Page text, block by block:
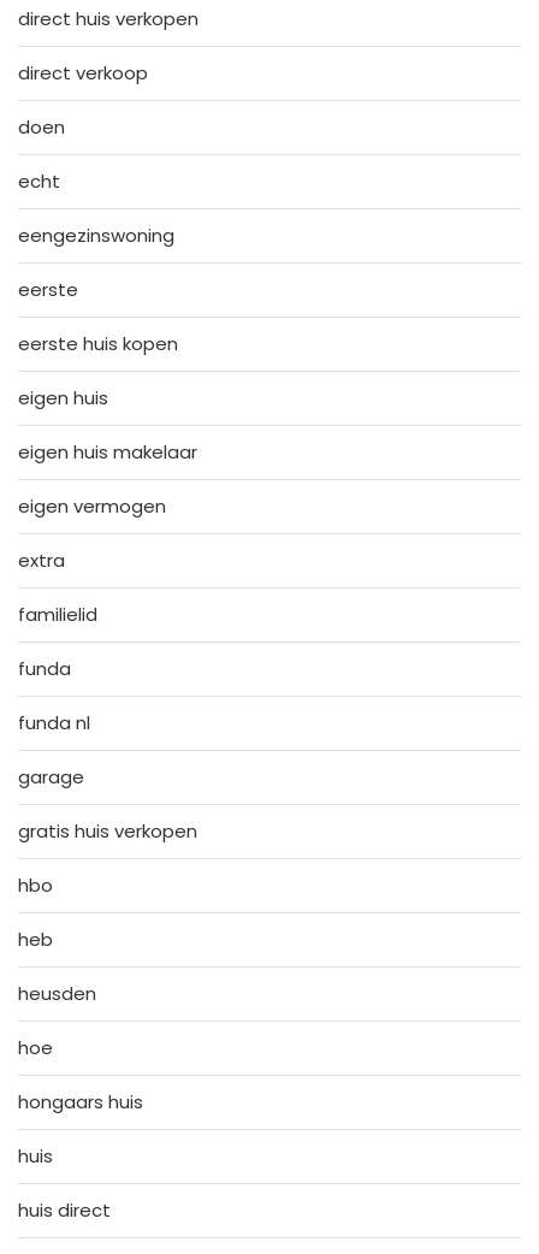
direct huis verkopen
direct verkoop
doen
echt
eengezinswoning
eerste
eerste huis kopen
eigen huis
eigen huis makelaar
eigen vermogen
extra
familielid
funda
funda nl
garage
gratis huis verkopen
hbo
heb
heusden
hoe
hongaars huis
huis
huis direct